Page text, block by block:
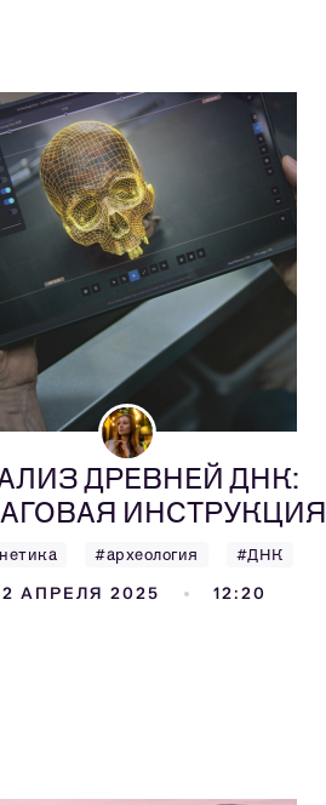
ДРЕВНЕЙ ДНК:
ИНСТРУКЦИЯ
#археология #ДНК
АПРЕЛЯ 2025 12:20